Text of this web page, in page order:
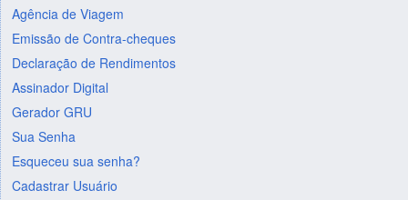
Agência de Viagem
Emissão de Contra-cheques
Declaração de Rendimentos
Assinador Digital
Gerador GRU
Sua Senha
Esqueceu sua senha?
Cadastrar Usuário